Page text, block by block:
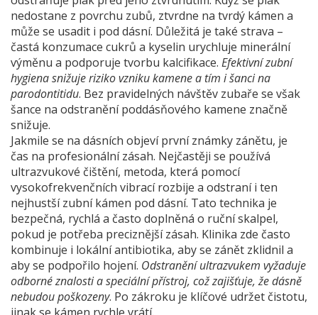
nedostane z povrchu zubů, ztvrdne na tvrdý kámen a
může se usadit i pod dásní. Důležitá je také strava –
častá konzumace cukrů a kyselin urychluje minerální
výměnu a podporuje tvorbu kalcifikace. Efektivní zubní
hygiena snižuje riziko vzniku kamene a tím i šanci na
parodontitidu. Bez pravidelných návštěv zubaře se však
šance na odstranění poddásňového kamene značně
snižuje.
Jakmile se na dásních objeví první známky zánětu, je
čas na profesionální zásah. Nejčastěji se používá
ultrazvukové čištění, metoda, která pomocí
vysokofrekvenčních vibrací rozbije a odstraní i ten
nejhustší zubní kámen pod dásní. Tato technika je
bezpečná, rychlá a často doplněná o ruční skalpel,
pokud je potřeba preciznější zásah. Klinika zde často
kombinuje i lokální antibiotika, aby se zánět zklidnil a
aby se podpořilo hojení. Odstranění ultrazvukem vyžaduje
odborné znalosti a speciální přístroj, což zajišťuje, že dásně
nebudou poškozeny. Po zákroku je klíčové udržet čistotu,